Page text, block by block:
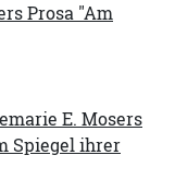
Prosa "Am
E. Mosers
Spiegel ihrer